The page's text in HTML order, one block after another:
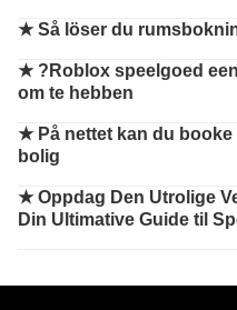
★Så löser du
★ ?Roblox speelgoed
om te hebben
★ På nettet kan du
bolig
★Oppdag Den Utrolige
Din Ultimative Guide til